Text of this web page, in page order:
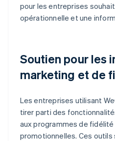
pour les entreprises
opérationnelle et une
Soutien pour les
marketing et de
Les entreprises utilisant
tirer parti des
aux programmes de
promotionnelles. Ces